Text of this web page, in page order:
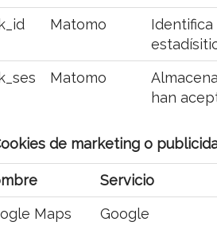
Matomo
Identifica
Matomo
han
de marketing o
Servicio
Maps
Google